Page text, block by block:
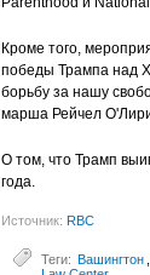
Кроме того,
победы Трампа над
борьбу за нашу
марша Рейчел
О том, что Трамп
года.
Источник: RBC
Теги: Вашингтон